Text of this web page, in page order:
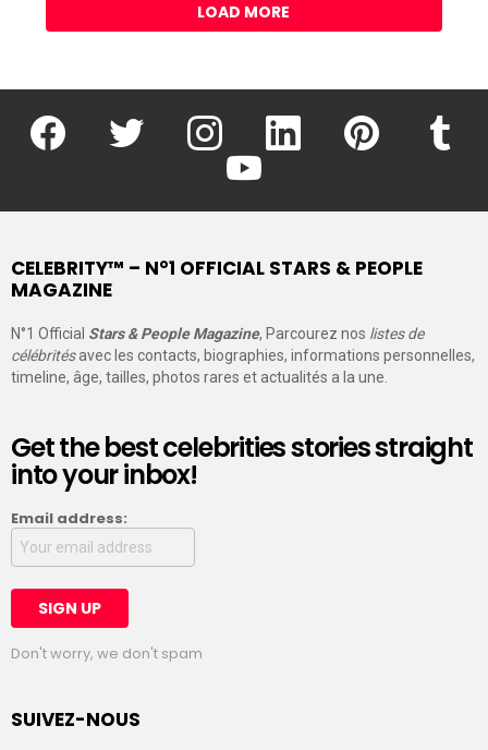
LOAD MORE
facebook twitter instagram linkedin pinterest
youtube
CELEBRITY™ – N°1 OFFICIAL STARS & PEOPLE
MAGAZINE
N°1 Official Stars & People Magazine, Parcourez nos listes de
célébritésavec les contacts, biographies, informations personnelles,
timeline, âge, tailles, photos rares et actualités a la une.
Get the best celebrities stories straight
into your inbox!
Email address:
Don't worry, we don't spam
SUIVEZ-NOUS